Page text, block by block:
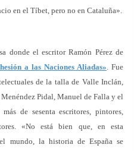
en el Tíbet, pero no en Cataluña».
donde el escritor Ramón Pérez de
a las Naciones Aliadas». Fue
de la talla de Valle Inclán,
Pidal, Manuel de Falla y el
de sesenta escritores, pintores,
«No está bien que, en esta
mundo, la historia de España se